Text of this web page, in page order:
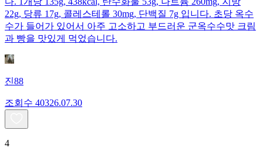
22g, 당류 17g, 콜레스테롤 30mg, 단백질 7g 입니다. 초당 옥수
수가 들어가 있어서 아주 고소하고 부드러운 군옥수수맛 크림
과 빵을 맛있게 먹었습니다.
진88
조회수 40326.07.30
4